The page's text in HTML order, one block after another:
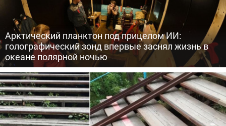
Арктический планктон под прицелом ИИ:
голографический зонд впервые заснял жизнь в
океане полярной ночью